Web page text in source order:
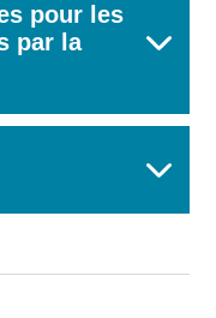
pour les
par la